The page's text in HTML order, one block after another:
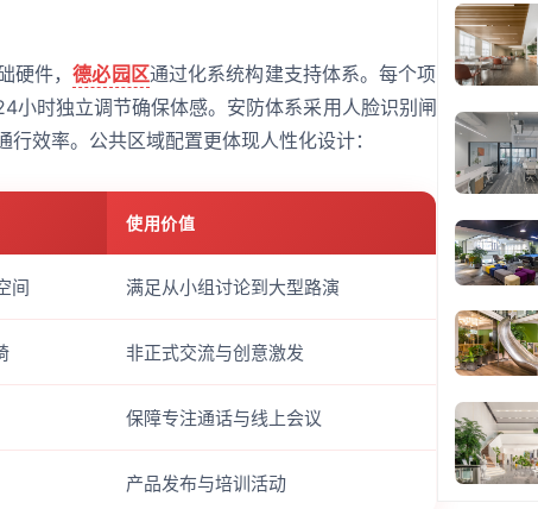
硬件，德必园区通过化系统构建支持体系。每个项
小时独立调节确保体感。安防体系采用人脸识别闸
效率。公共区域配置更体现人性化设计：
使用价值
间 满足从小组讨论到大型路演
非正式交流与创意激发
保障专注通话与线上会议
产品发布与培训活动